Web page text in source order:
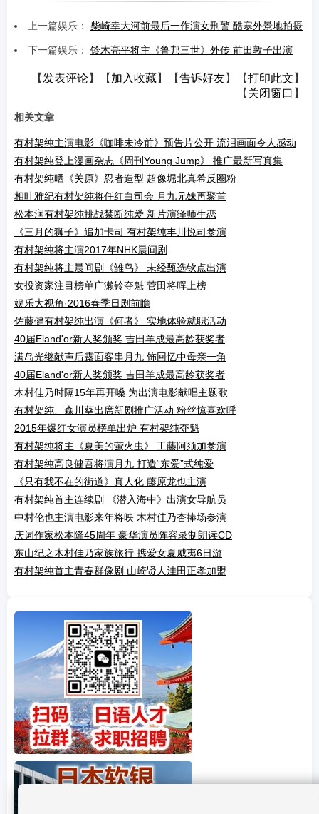
上一篇娱乐： 柴崎幸大河前最后一作演女刑警 酷寒外景地拍摄
下一篇娱乐： 铃木亮平将主《鲁邦三世》外传 前田敦子出演
【 发表评论】【 加入收藏】【告诉好友】【打印此文 】
【 关闭窗口 】
相关文章
有村架纯主演电影《咖啡未冷前》预告片公开 流泪画面令人感动
有村架纯登上漫画杂志《周刊Young Jump》 推广最新写真集
有村架纯晒《关原》忍者造型 超像堀北真希反圈粉
相叶雅纪有村架纯将任红白司会 月九兄妹再聚首
松本润有村架纯挑战禁断纯爱 新片演绎师生恋
《三月的狮子》追加卡司 有村架纯丰川悦司参演
有村架纯将主演2017年NHK晨间剧
有村架纯将主晨间剧《雏鸟》 未经甄选钦点出演
女投资家注目榜单广濑铃夺魁 菅田将晖上榜
娱乐大视角·2016春季日剧前瞻
佐藤健有村架纯出演《何者》 实地体验就职活动
40届Eland'or新人奖颁奖 吉田羊成最高龄获奖者
满岛光继献声后露面客串月九 饰回忆中母亲一角
40届Eland'or新人奖颁奖 吉田羊成最高龄获奖者
木村佳乃时隔15年再开嗓 为出演电影献唱主题歌
有村架纯、森川葵出席新剧推广活动 粉丝惊喜欢呼
2015年爆红女演员榜单出炉 有村架纯夺魁
有村架纯将主《夏美的萤火虫》 工藤阿须加参演
有村架纯高良健吾将演月九 打造“东爱”式纯爱
《只有我不在的街道》真人化 藤原龙也主演
有村架纯首主连续剧 《潜入海中》出演女导航员
中村伦也主演电影来年将映 木村佳乃杏捧场参演
庆词作家松本隆45周年 豪华演员阵容录制朗读CD
东山纪之木村佳乃家族旅行 携爱女夏威夷6日游
有村架纯首主青春群像剧 山崎贤人洼田正孝加盟